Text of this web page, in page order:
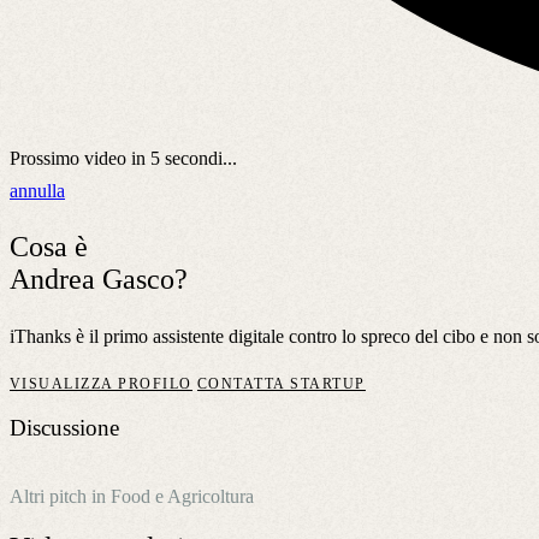
Prossimo video in 5 secondi...
annulla
Cosa è
Andrea Gasco?
iThanks è il primo assistente digitale contro lo spreco del cibo e non
VISUALIZZA PROFILO CONTATTA STARTUP
Discussione
Altri pitch in Food e Agricoltura